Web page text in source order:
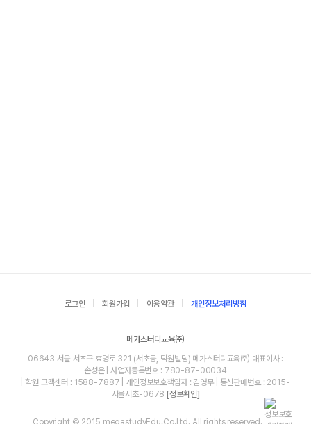
로그인 회원가입 이용약관 개인정보처리방침
메가스터디교육㈜
06643 서울 서초구 효령로 321 (서초동, 덕원빌딩) 메가스터디교육㈜ 대표이사 :
손성은 | 사업자등록번호 : 780-87-00034
| 학원 고객센터 : 1588-7887 | 개인정보보호책임자 : 김영무 | 통신판매번호 : 2015-
서울서초-0678 [정보확인]
Copyright © 2015 megastudyEdu.Co.Ltd. All rights reserved.